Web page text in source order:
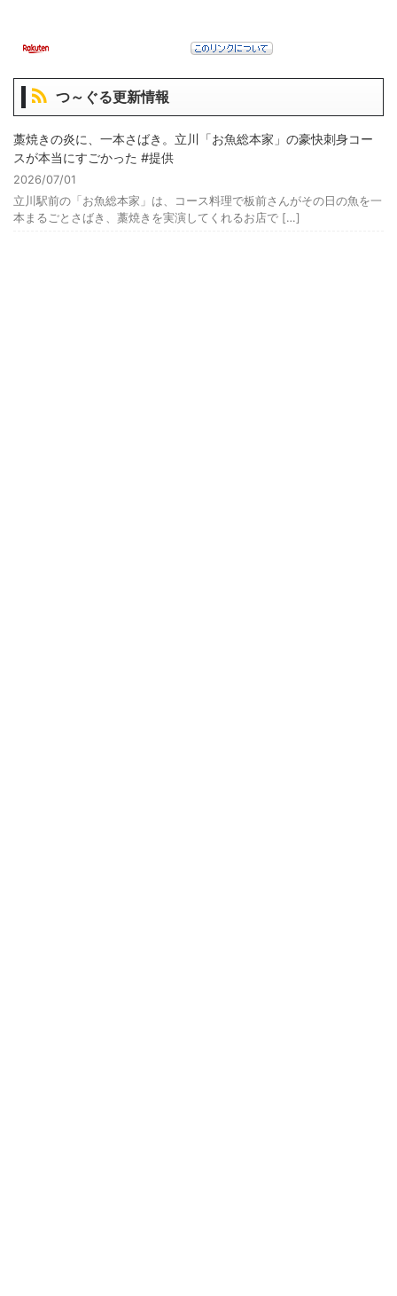
つ～ぐる更新情報
藁焼きの炎に、一本さばき。立川「お魚総本家」の豪快刺身コー
スが本当にすごかった #提供
2026/07/01
立川駅前の「お魚総本家」は、コース料理で板前さんがその日の魚を一
本まるごとさばき、藁焼きを実演してくれるお店で […]